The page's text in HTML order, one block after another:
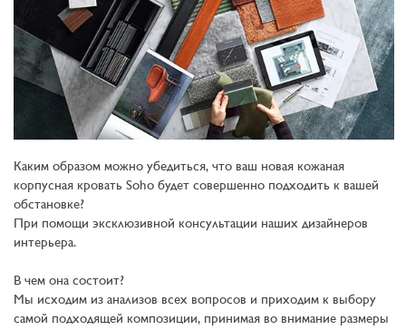
Каким образом можно убедиться, что ваш новая кожаная
корпусная кровать Soho будет совершенно подходить к вашей
обстановке?
При помощи эксклюзивной консультации наших дизайнеров
интерьера.
В чем она состоит?
Мы исходим из анализов всех вопросов и приходим к выбору
самой подходящей композиции, принимая во внимание размеры